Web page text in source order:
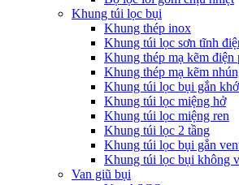
Khung túi lọc bụi
Khung thép inox
Khung túi lọc sơn tĩnh
Khung thép mạ kẽm điện
Khung thép mạ kẽm
Khung túi lọc bụi gắn
Khung túi lọc miệng hở
Khung túi lọc miệng ren
Khung túi lọc 2 tầng
Khung túi lọc bụi gắn
Khung túi lọc bụi không
Van giũ bụi